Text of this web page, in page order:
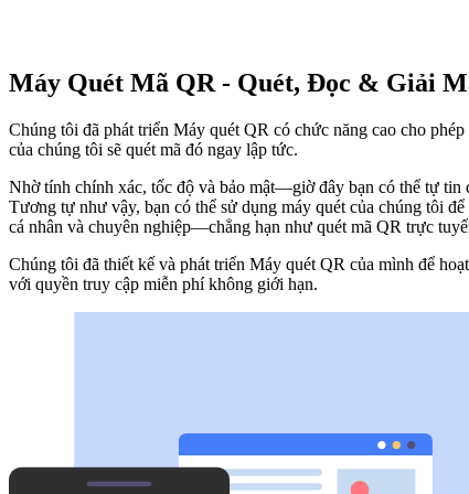
Máy Quét Mã QR - Quét, Đọc & Giải
Chúng tôi đã phát triển Máy quét QR có chức năng cao cho
của chúng tôi sẽ quét mã đó ngay lập tức.
Nhờ tính chính xác, tốc độ và bảo mật—giờ đây bạn có thể tự tin
Tương tự như vậy, bạn có thể sử dụng máy quét của chúng tôi
cá nhân và chuyên nghiệp—chẳng hạn như quét mã QR trực
Chúng tôi đã thiết kế và phát triển Máy quét QR của mình để
với quyền truy cập miễn phí không giới hạn.